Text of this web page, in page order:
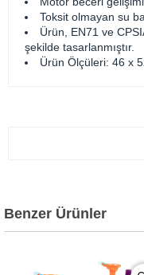
Toksit olmayan su
Ürün, EN71 ve
şekilde tasarlanmıştır.
Ürün Ölçüleri: 46 x
Benzer Ürünler